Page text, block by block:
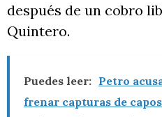
después de un cobro
Quintero.
Puedes leer: Petro
frenar capturas de